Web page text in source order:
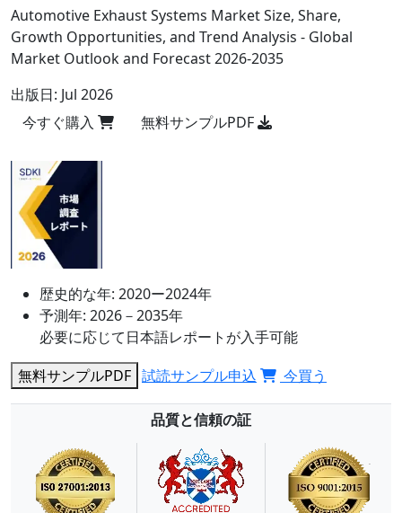
Automotive Exhaust Systems Market Size, Share,
Growth Opportunities, and Trend Analysis - Global
Market Outlook and Forecast 2026-2035
出版日: Jul 2026
今すぐ購入
無料サンプルPDF
歴史的な年: 2020ー2024年
予測年: 2026－2035年
必要に応じて日本語レポートが入手可能
無料サンプルPDF 試読サンプル申込 今買う
品質と信頼の証